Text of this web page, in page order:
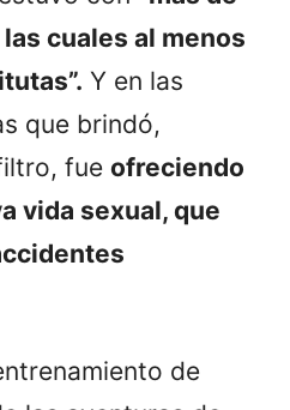
cuales al menos
Y en las
que brindó,
fue ofreciendo
vida sexual, que
de